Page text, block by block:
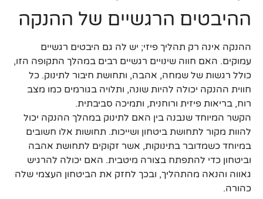
ההיבטים הרגשיים של ההנקה
ההנקה אינה רק תהליך פיזי; יש לה גם היבטים רגשיים
עמוקים. האם חווה שינויים רגשיים רבים במהלך התקופה הזו,
כולל רגשות של שמחה, אהבה, ותחושת חיבור לתינוק. כל
חווית ההנקה יכולה להיות שונה, ותלויה בגורמים כמו מצב
רוח, בריאות פיזית ורוחנית, ותמיכה סביבתית.
הקשר המיוחד שנבנה בין האם לתינוק במהלך ההנקה יכול
להוות מקור לתחושת ביטחון ושייכות. תחושות אלו חשובים
במיוחד כשמדובר בתינוקות, אשר זקוקים לתחושת אהבה
וביטחון כדי להתפתח בצורה מיטבית. האם יכולה להרגיש
גאווה והנאה מהתהליך, ובכך לחזק את הביטחון העצמי שלה
כהורה.